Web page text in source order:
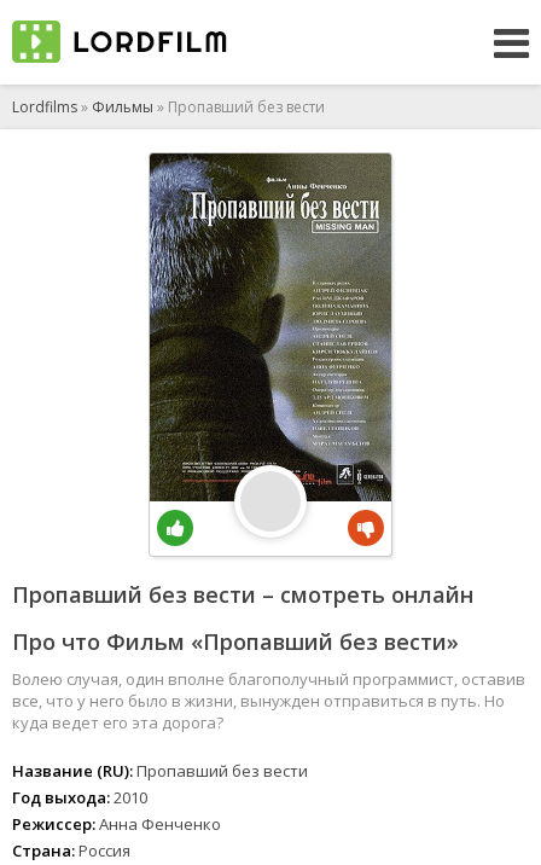
Lordfilms» Фильмы » Пропавший без вести
Пропавший без вести – смотреть онлайн
Про что Фильм «Пропавший без вести»
Волею случая, один вполне благополучный программист, оставив
все, что у него было в жизни, вынужден отправиться в путь. Но
куда ведет его эта дорога?
Название (RU):Пропавший без вести
Год выхода:2010
Режиссер:Анна Фенченко
Страна:Россия